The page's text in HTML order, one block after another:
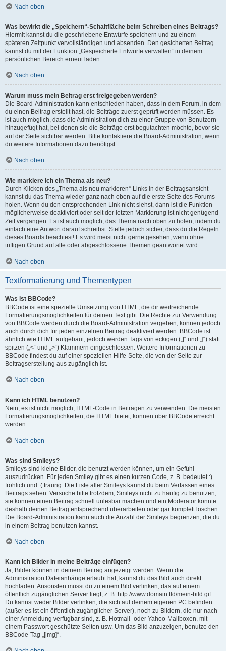
Nach oben
Was bewirkt die „Speichern“-Schaltfläche beim Schreiben eines Beitrags?
Hiermit kannst du die geschriebene Entwürfe speichern und zu einem
späteren Zeitpunkt vervollständigen und absenden. Den gesicherten Beitrag
kannst du mit der Funktion „Gespeicherte Entwürfe verwalten“ in deinem
persönlichen Bereich erneut laden.
Nach oben
Warum muss mein Beitrag erst freigegeben werden?
Die Board-Administration kann entschieden haben, dass in dem Forum, in dem
du einen Beitrag erstellt hast, die Beiträge zuerst geprüft werden müssen. Es
ist auch möglich, dass die Administration dich zu einer Gruppe von Benutzern
hinzugefügt hat, bei denen sie die Beiträge erst begutachten möchte, bevor sie
auf der Seite sichtbar werden. Bitte kontaktiere die Board-Administration, wenn
du weitere Informationen dazu benötigst.
Nach oben
Wie markiere ich ein Thema als neu?
Durch Klicken des „Thema als neu markieren“-Links in der Beitragsansicht
kannst du das Thema wieder ganz nach oben auf die erste Seite des Forums
holen. Wenn du den entsprechenden Link nicht siehst, dann ist die Funktion
möglicherweise deaktiviert oder seit der letzten Markierung ist nicht genügend
Zeit vergangen. Es ist auch möglich, das Thema nach oben zu holen, indem du
einfach eine Antwort darauf schreibst. Stelle jedoch sicher, dass du die Regeln
dieses Boards beachtest! Es wird meist nicht gerne gesehen, wenn ohne
triftigen Grund auf alte oder abgeschlossene Themen geantwortet wird.
Nach oben
Textformatierung und Thementypen
Was ist BBCode?
BBCode ist eine spezielle Umsetzung von HTML, die dir weitreichende
Formatierungsmöglichkeiten für deinen Text gibt. Die Rechte zur Verwendung
von BBCode werden durch die Board-Administration vergeben, können jedoch
auch durch dich für jeden einzelnen Beitrag deaktiviert werden. BBCode ist
ähnlich wie HTML aufgebaut, jedoch werden Tags von eckigen („[“ und „]“) statt
spitzen („<“ und „>“) Klammern eingeschlossen. Weitere Informationen zu
BBCode findest du auf einer speziellen Hilfe-Seite, die von der Seite zur
Beitragserstellung aus zugänglich ist.
Nach oben
Kann ich HTML benutzen?
Nein, es ist nicht möglich, HTML-Code in Beiträgen zu verwenden. Die meisten
Formatierungsmöglichkeiten, die HTML bietet, können über BBCode erreicht
werden.
Nach oben
Was sind Smileys?
Smileys sind kleine Bilder, die benutzt werden können, um ein Gefühl
auszudrücken. Für jeden Smiley gibt es einen kurzen Code, z. B. bedeutet :)
fröhlich und :( traurig. Die Liste aller Smileys kannst du beim Verfassen eines
Beitrags sehen. Versuche bitte trotzdem, Smileys nicht zu häufig zu benutzen,
sie können einen Beitrag schnell unlesbar machen und ein Moderator könnte
deshalb deinen Beitrag entsprechend überarbeiten oder gar komplett löschen.
Die Board-Administration kann auch die Anzahl der Smileys begrenzen, die du
in einem Beitrag benutzen kannst.
Nach oben
Kann ich Bilder in meine Beiträge einfügen?
Ja, Bilder können in deinem Beitrag angezeigt werden. Wenn die
Administration Dateianhänge erlaubt hat, kannst du das Bild auch direkt
hochladen. Ansonsten musst du zu einem Bild verlinken, das auf einem
öffentlich zugänglichen Server liegt, z. B. http://www.domain.tld/mein-bild.gif.
Du kannst weder Bilder verlinken, die sich auf deinem eigenen PC befinden
(außer es ist ein öffentlich zugänglicher Server), noch zu Bildern, die nur nach
einer Anmeldung verfügbar sind, z. B. Hotmail- oder Yahoo-Mailboxen, mit
einem Passwort geschützte Seiten usw. Um das Bild anzuzeigen, benutze den
BBCode-Tag „[img]“.